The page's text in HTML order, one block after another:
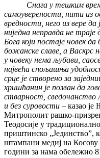
Снага у тешким
самоуверености, нити из
вредности, него из вере
ниједна неправда не
Бога који постаје човек
божанске славе, а Васкрс
у човеку нема љубави,
највећа спољашња
срце је створено за
хришћанин је позван да
стварност, сведочанство
и без суровости – казао је
Митрополит рашко-
Теодосије у
приштинско „Јединство”,
штампани медиј на Косову
години за нама обележио